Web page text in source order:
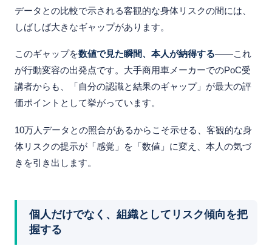
データとの比較で示される客観的な身体リスクの間には、
しばしば大きなギャップがあります。
このギャップを数値で見た瞬間、本人が納得する——これ
が行動変容の出発点です。大手商用車メーカーでのPoC受
講者からも、「自分の認識と結果のギャップ」が最大の評
価ポイントとして挙がっています。
10万人データとの照合があるからこそ示せる、客観的な身
体リスクの提示が「感覚」を「数値」に変え、本人の気づ
きを引き出します。
個人だけでなく、組織としてリスク傾向を把
握する